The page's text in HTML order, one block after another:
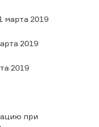
марта 2019
2019
2019
при